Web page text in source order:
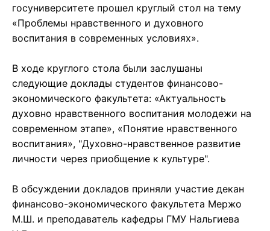
госуниверситете прошел круглый стол на тему
«Проблемы нравственного и духовного
воспитания в современных условиях».
В ходе круглого стола были заслушаны
следующие доклады студентов финансово-
экономического факультета: «Актуальность
духовно нравственного воспитания молодежи на
современном этапе», «Понятие нравственного
воспитания», "Духовно-нравственное развитие
личности через приобщение к культуре".
В обсуждении докладов приняли участие декан
финансово-экономического факультета Мержо
М.Ш. и преподаватель кафедры ГМУ Нальгиева